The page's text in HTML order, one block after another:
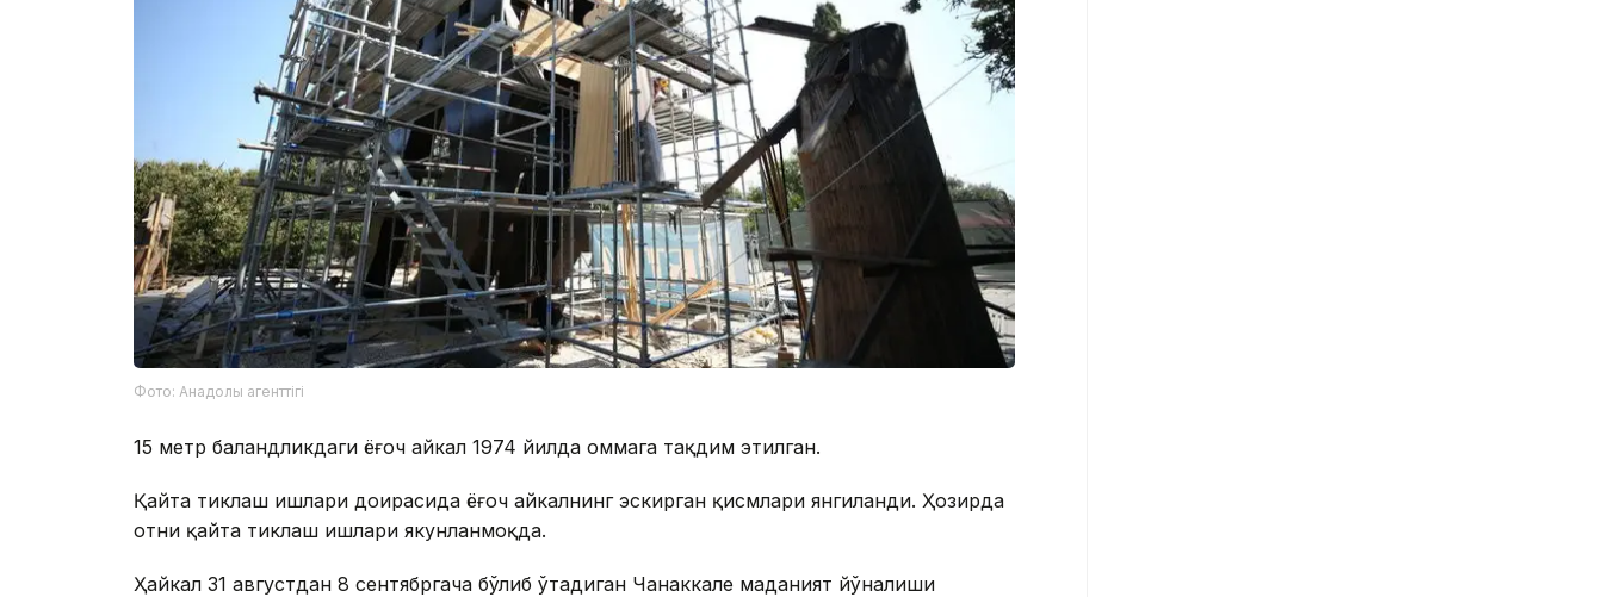
Фото: Анадолы агенттігі
15 метр баландликдаги ёғоч ҳайкал 1974 йилда оммага тақдим этилган.
Қайта тиклаш ишлари доирасида ёғоч ҳайкалнинг эскирган қисмлари янгиланди. Ҳозирда
отни қайта тиклаш ишлари якунланмоқда.
Ҳайкал 31 августдан 8 сентябргача бўлиб ўтадиган Чанаккале маданият йўналиши